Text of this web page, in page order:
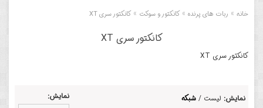
خانه » ربات های پرنده » کانکتور و سوکت » کانکتور سری XT
کانکتور سری XT
کانکتور سری XT
نمایش: لیست / شبکه
نمایش: